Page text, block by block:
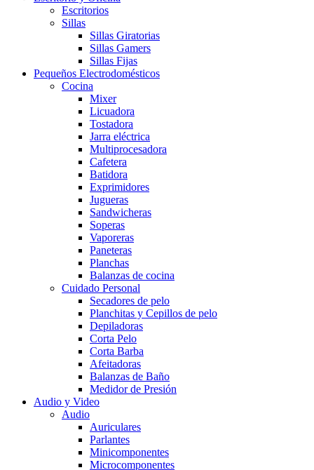
Escritorios
Sillas
Sillas Giratorias
Sillas Gamers
Sillas Fijas
Pequeños Electrodomésticos
Cocina
Mixer
Licuadora
Tostadora
Jarra eléctrica
Multiprocesadora
Cafetera
Batidora
Exprimidores
Jugueras
Sandwicheras
Soperas
Vaporeras
Paneteras
Planchas
Balanzas de cocina
Cuidado Personal
Secadores de pelo
Planchitas y Cepillos de pelo
Depiladoras
Corta Pelo
Corta Barba
Afeitadoras
Balanzas de Baño
Medidor de Presión
Audio y Video
Audio
Auriculares
Parlantes
Minicomponentes
Microcomponentes